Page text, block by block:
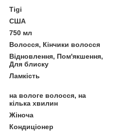
Tigi
США
750 мл
Волосся, Кінчики волосся
Відновлення, Пом'якшення,
Для блиску
Ламкість
на вологе волосся, на
кілька хвилин
Жіноча
Кондиціонер